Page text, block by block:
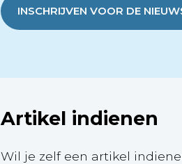
INSCHRIJVEN VOOR DE
Artikel indienen
Wil je zelf een artikel